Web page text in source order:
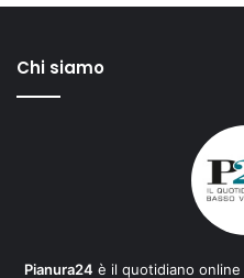
Chi siamo
Pianura24 è il quotidiano